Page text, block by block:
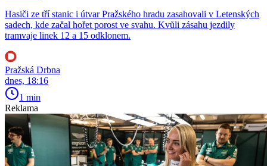
Hasiči ze tří stanic i útvar Pražského hradu zasahovali v Letenských
sadech, kde začal hořet porost ve svahu. Kvůli zásahu jezdily
tramvaje linek 12 a 15 odklonem.
Pražská Drbna
dnes, 18:16
1 min
Reklama